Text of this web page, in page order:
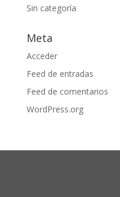
Sin categoría
Meta
Acceder
Feed de entradas
Feed de comentarios
WordPress.org